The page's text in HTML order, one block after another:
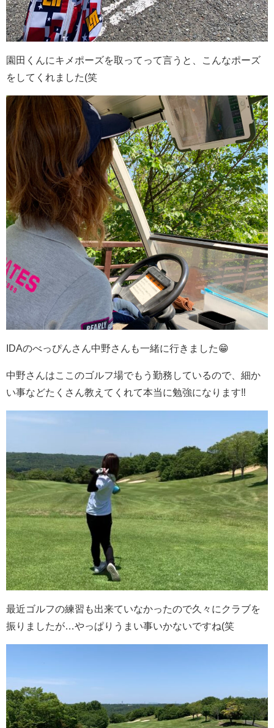
園田くんにキメポーズを取ってって言うと、こんなポーズ
をしてくれました(笑
IDAのべっぴんさん中野さんも一緒に行きました😁
中野さんはここのゴルフ場でもう勤務しているので、細か
い事などたくさん教えてくれて本当に勉強になります‼️
最近ゴルフの練習も出来ていなかったので久々にクラブを
振りましたが…やっぱりうまい事いかないですね(笑